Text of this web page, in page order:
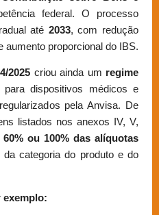
federal. O processo
até 2033, com redução
aumento proporcional do IBS.
2025 criou ainda um regime
dispositivos médicos e
pela Anvisa. De
listados nos anexos IV, V,
ou 100% das alíquotas
da categoria do produto e do
exemplo: